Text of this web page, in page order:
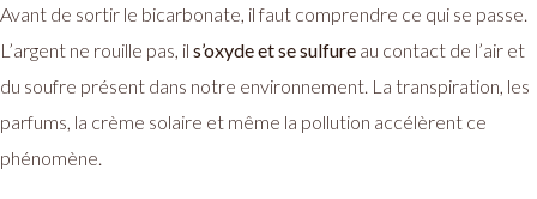
Avant de sortir le bicarbonate, il faut comprendre ce qui se passe.
L’argent ne rouille pas, il s’oxyde et se sulfure au contact de l’air et
du soufre présent dans notre environnement. La transpiration, les
parfums, la crème solaire et même la pollution accélèrent ce
phénomène.